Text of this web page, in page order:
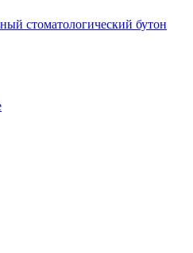
стоматологический бутон